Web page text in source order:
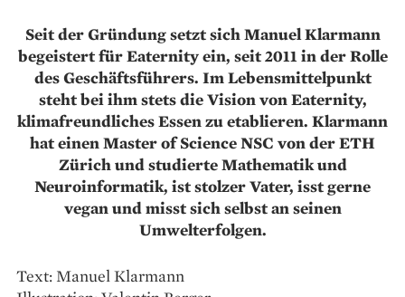
Seit der Gründung setzt sich Manuel Klarmann
begeistert für Eaternity ein, seit 2011 in der Rolle
des Geschäftsführers. Im Lebensmittelpunkt
steht bei ihm stets die Vision von Eaternity,
klimafreundliches Essen zu etablieren. Klarmann
hat einen Master of Science NSC von der ETH
Zürich und studierte Mathematik und
Neuroinformatik, ist stolzer Vater, isst gerne
vegan und misst sich selbst an seinen
Umwelterfolgen.
Text: Manuel Klarmann